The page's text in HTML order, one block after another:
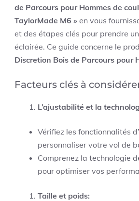
de Parcours pour Hommes de
TaylorMade M6 » en vous
et des étapes clés pour prendre
éclairée. Ce guide concerne le
Discretion Bois de Parcours pour
Facteurs clés à
L’ajustabilité et la
Vérifiez les fonctionnalités
personnaliser votre vol de
Comprenez la technologie
pour optimiser vos
Taille et poids: